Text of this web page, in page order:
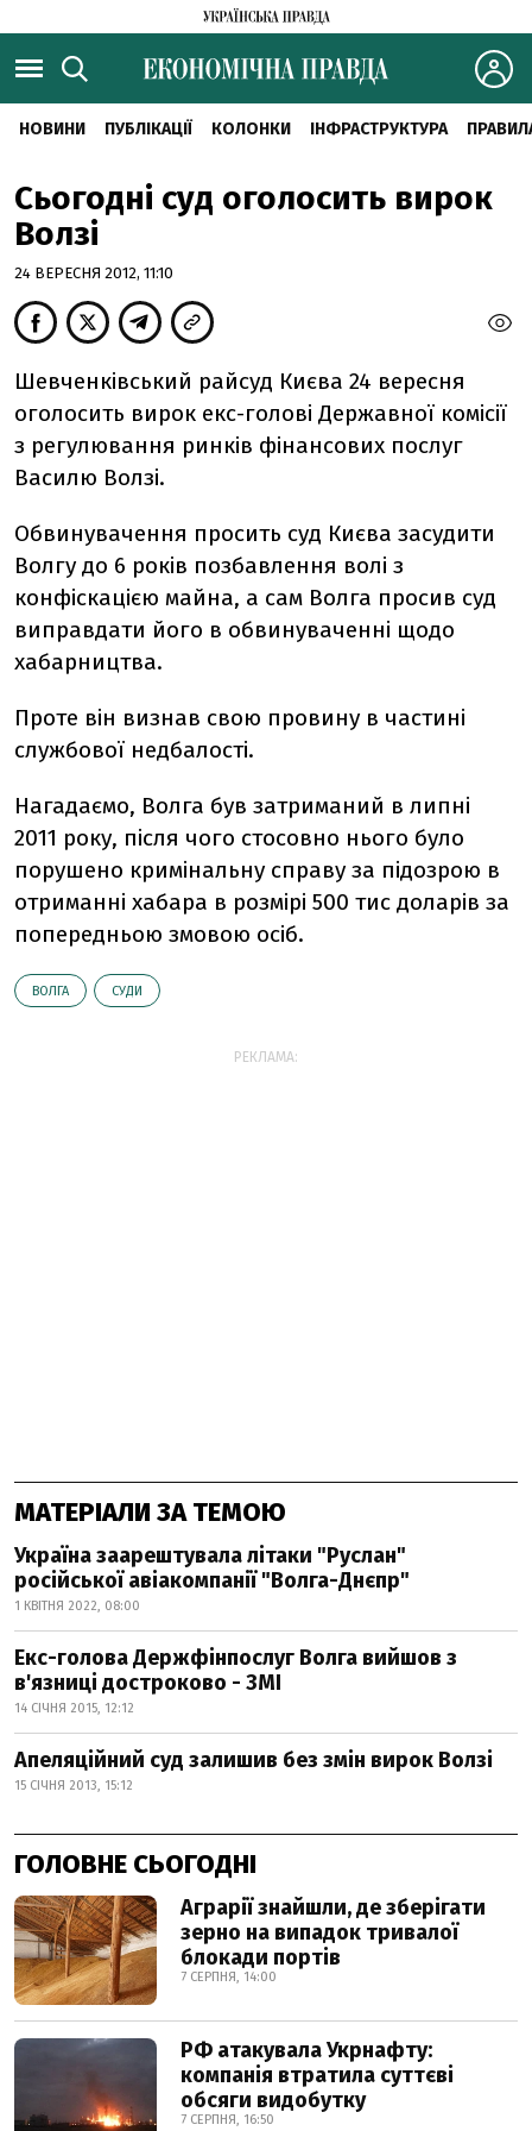
НОВИНИ ПУБЛІКАЦІЇ КОЛОНКИ ІНФРАСТРУКТУРА
Сьогодні суд оголосить вирок
Волзі
24 ВЕРЕСНЯ 2012, 11:10
Шевченківський райсуд Києва 24 вересня
оголосить вирок екс-голові Державної комісії
з регулювання ринків фінансових послуг
Василю Волзі.
Обвинувачення просить суд Києва засудити
Волгу до 6 років позбавлення волі з
конфіскацією майна, а сам Волга просив суд
виправдати його в обвинуваченні щодо
хабарництва.
Проте він визнав свою провину в частині
службової недбалості.
Нагадаємо, Волга був затриманий в липні
2011 року, після чого стосовно нього було
порушено кримінальну справу за підозрою в
отриманні хабара в розмірі 500 тис доларів за
попередньою змовою осіб.
ВОЛГА СУДИ
РЕКЛАМА:
МАТЕРІАЛИ ЗА ТЕМОЮ
Україна заарештувала літаки "Руслан"
російської авіакомпанії "Волга-Днєпр"
1 КВІТНЯ 2022, 08:00
Екс-голова Держфінпослуг Волга вийшов з
в'язниці достроково - ЗМІ
14 СІЧНЯ 2015, 12:12
Апеляційний суд залишив без змін вирок Волзі
15 СІЧНЯ 2013, 15:12
ГОЛОВНЕ СЬОГОДНІ
Аграрії знайшли, де зберігати
зерно на випадок тривалої
блокади портів
7 СЕРПНЯ, 14:00
РФ атакувала Укрнафту:
компанія втратила суттєві
обсяги видобутку
7 СЕРПНЯ, 16:50